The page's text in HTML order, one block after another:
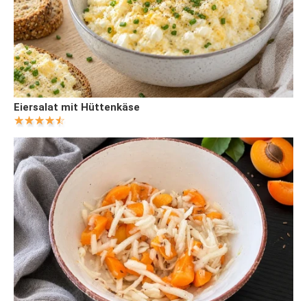
Eiersalat mit Hüttenkäse